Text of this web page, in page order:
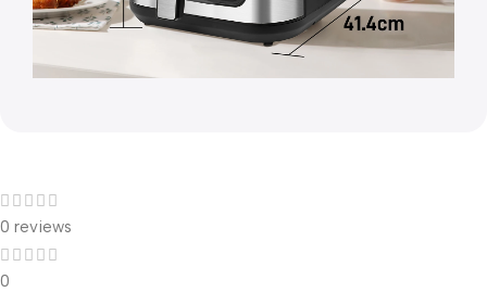
0 reviews
0